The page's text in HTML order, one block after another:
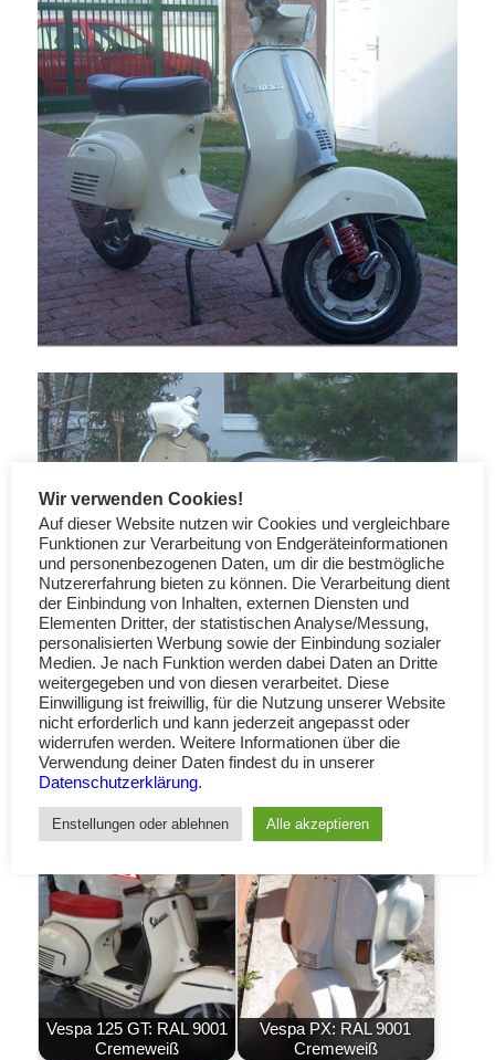
Der Lack RAL 9001 Cremeweiß ist auch bekannt
als: Cream (Englisch), Crèmewit (Dutch), Blanc
crème (Französich), Bianco crema (Italienisch)
oder Blanco crema (Spanisch).
Vespa 125 GT: RAL 9001
Cremeweiß
Vespa PX: RAL 9001
Cremeweiß
Wir verwenden Cookies!
Auf dieser Website nutzen wir Cookies und vergleichbare
Funktionen zur Verarbeitung von Endgeräteinformationen
und personenbezogenen Daten, um dir die bestmögliche
Nutzererfahrung bieten zu können. Die Verarbeitung dient
der Einbindung von Inhalten, externen Diensten und
Elementen Dritter, der statistischen Analyse/Messung,
personalisierten Werbung sowie der Einbindung sozialer
Medien. Je nach Funktion werden dabei Daten an Dritte
weitergegeben und von diesen verarbeitet. Diese
Einwilligung ist freiwillig, für die Nutzung unserer Website
nicht erforderlich und kann jederzeit angepasst oder
widerrufen werden. Weitere Informationen über die
Verwendung deiner Daten findest du in unserer
Datenschutzerklärung.
Enstellungen oder ablehnen Alle akzeptieren